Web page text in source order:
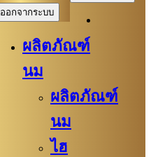
ออกจากระบบ
ผลิตภัณฑ์
นม
ผลิตภัณฑ์
นม
ไฮ